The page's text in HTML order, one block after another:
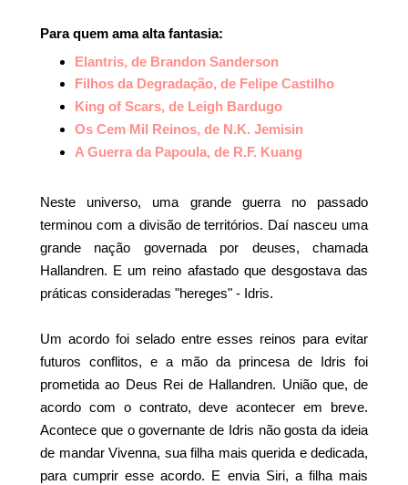
Para quem ama alta fantasia:
Elantris, de Brandon Sanderson
Filhos da Degradação, de Felipe Castilho
King of Scars, de Leigh Bardugo
Os Cem Mil Reinos, de N.K. Jemisin
A Guerra da Papoula, de R.F. Kuang
Neste universo, uma grande guerra no passado
terminou com a divisão de territórios. Daí nasceu uma
grande nação governada por deuses, chamada
Hallandren. E um reino afastado que desgostava das
práticas consideradas "hereges" - Idris.
Um acordo foi selado entre esses reinos para evitar
futuros conflitos, e a mão da princesa de Idris foi
prometida ao Deus Rei de Hallandren. União que, de
acordo com o contrato, deve acontecer em breve.
Acontece que o governante de Idris não gosta da ideia
de mandar Vivenna, sua filha mais querida e dedicada,
para cumprir esse acordo. E envia Siri, a filha mais